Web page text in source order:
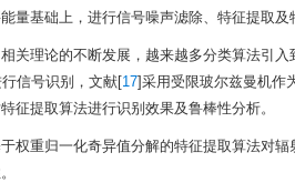
量基础上，进行信号噪声滤除、特征提取
关理论的不断发展，越来越多分类算法引
信号识别，文献[17]采用受限玻尔兹曼机作
征提取算法进行识别效果及鲁棒性分析。
权重归一化奇异值分解的特征提取算法对